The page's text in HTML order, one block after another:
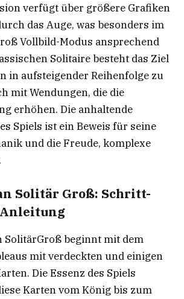
verfügt über größere Grafiken
das Auge, was besonders im
Vollbild-Modus ansprechend
Solitaire besteht das Ziel
in aufsteigender Reihenfolge zu
mit Wendungen, die die
erhöhen. Die anhaltende
Spiels ist ein Beweis für seine
und die Freude, komplexe
Solitär Groß: Schritt-
SolitärGroß beginnt mit dem
mit verdeckten und einigen
Die Essenz des Spiels
Karten vom König bis zum